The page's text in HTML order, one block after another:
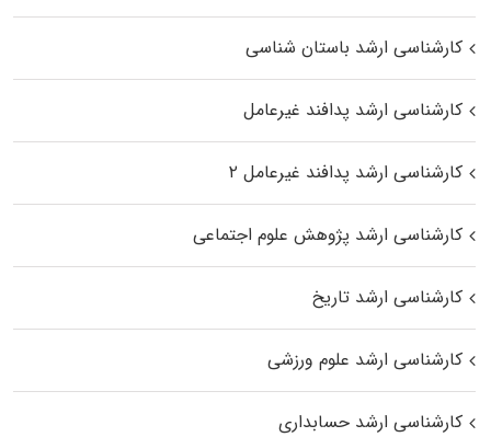
کارشناسی ارشد باستان شناسی
کارشناسی ارشد پدافند غیرعامل
کارشناسی ارشد پدافند غیرعامل ۲
کارشناسی ارشد پژوهش علوم اجتماعی
کارشناسی ارشد تاریخ
کارشناسی ارشد علوم ورزشی
کارشناسی ارشد حسابداری